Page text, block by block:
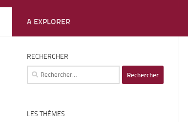
A EXPLORER
RECHERCHER
Rechercher :
LES THÈMES